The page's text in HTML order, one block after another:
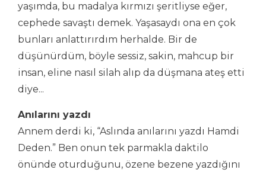
yaşımda, bu madalya kırmızı şeritliyse eğer,
cephede savaştı demek. Yaşasaydı ona en çok
bunları anlattırırdım herhalde. Bir de
düşünürdüm, böyle sessiz, sakin, mahcup bir
insan, eline nasıl silah alıp da düşmana ateş etti
diye...
Anılarını yazdı
Annem derdi ki, “Aslında anılarını yazdı Hamdi
Deden.” Ben onun tek parmakla daktilo
önünde oturduğunu, özene bezene yazdığını